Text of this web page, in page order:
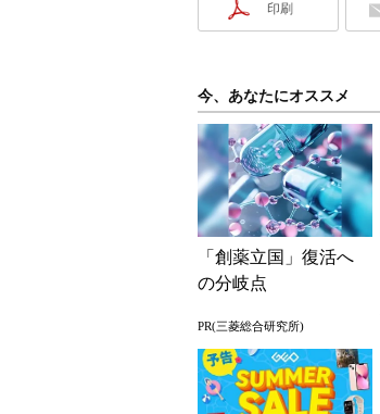
印刷
今、あなたにオススメ
「創薬立国」復活へ
の分岐点
PR(三菱総合研究所)